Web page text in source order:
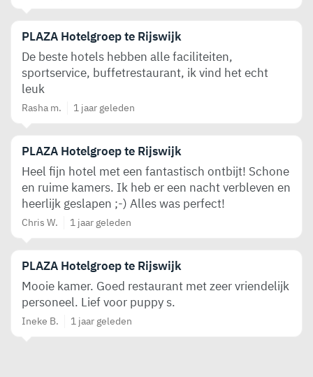
PLAZA Hotelgroep te Rijswijk
De beste hotels hebben alle faciliteiten,
sportservice, buffetrestaurant, ik vind het echt
leuk
Rasha m. 1 jaar geleden
PLAZA Hotelgroep te Rijswijk
Heel fijn hotel met een fantastisch ontbijt! Schone
en ruime kamers. Ik heb er een nacht verbleven en
heerlijk geslapen ;-) Alles was perfect!
Chris W. 1 jaar geleden
PLAZA Hotelgroep te Rijswijk
Mooie kamer. Goed restaurant met zeer vriendelijk
personeel. Lief voor puppy s.
Ineke B. 1 jaar geleden